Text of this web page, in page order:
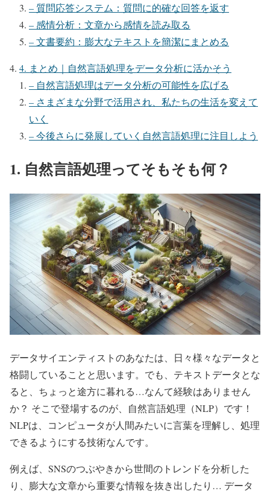
– 質問応答システム：質問に的確な回答を返す
– 感情分析：文章から感情を読み取る
– 文書要約：膨大なテキストを簡潔にまとめる
4. まとめ｜自然言語処理をデータ分析に活かそう
– 自然言語処理はデータ分析の可能性を広げる
– さまざまな分野で活用され、私たちの生活を変えて
いく
– 今後さらに発展していく自然言語処理に注目しよう
1. 自然言語処理ってそもそも何？
データサイエンティストのあなたは、日々様々なデータと
格闘していることと思います。でも、テキストデータとな
ると、ちょっと途方に暮れる…なんて経験はありません
か？ そこで登場するのが、自然言語処理（NLP）です！
NLPは、コンピュータが人間みたいに言葉を理解し、処理
できるようにする技術なんです。
例えば、SNSのつぶやきから世間のトレンドを分析した
り、膨大な文章から重要な情報を抜き出したり… データ